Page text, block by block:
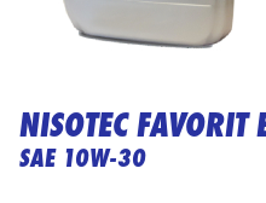
NISOTEC FAVORIT
SAE 10W-30